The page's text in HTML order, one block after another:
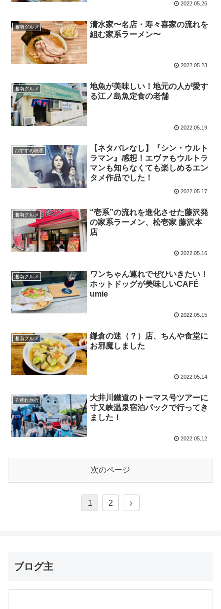
2022.05.26
湘南グルメ
清水家〜名店・寿々喜家の流れを
組む家系ラーメン〜
2022.05.23
湘南グルメ
地魚が美味しい！地元の人が愛す
る江ノ島魚定食の老舗
2022.05.19
おすすめ映画
【ネタバレなし】『シン・ウルト
ラマン』感想！エヴァもウルトラ
マンも知らなくても楽しめるエン
タメ作品でした！
2022.05.17
湘南グルメ
“壱系”の流れを進化させた藤沢発
の家系ラーメン、松壱家 藤沢本
店
2022.05.16
湘南グルメ
ワンちゃん連れでぜひいきたい！
ホットドッグが美味しいCAFÉ
umie
2022.05.15
湘南グルメ
鎌倉の迷（？）店、ちんや食堂に
お邪魔しました
2022.05.14
子連れ旅行
大井川鐵道のトーマス号ツアーに
寸又峡温泉宿泊パックで行ってき
ました！
2022.05.12
次のページ
1 2
ブログ主